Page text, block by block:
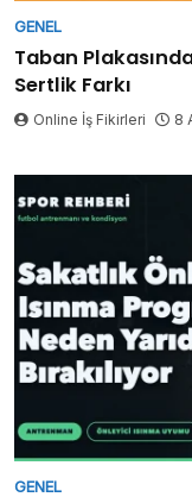
GENEL
Taban
Sertlik Farkı
Online İş Fikirleri 8
GENEL